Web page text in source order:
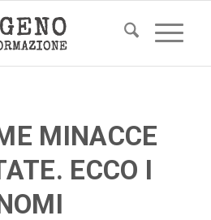
MINACCE
ECCO I